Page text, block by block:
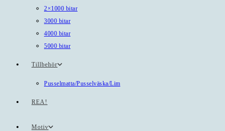
2×1000 bitar
3000 bitar
4000 bitar
5000 bitar
Tillbehör
Pusselmatta/Pusselväska/Lim
REA!
Motiv